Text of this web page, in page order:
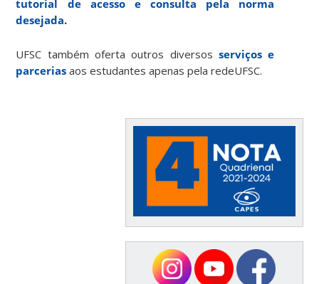
tutorial de acesso e consulta pela norma
desejada.
UFSC também oferta outros diversos serviços e
parcerias aos estudantes apenas pela redeUFSC.